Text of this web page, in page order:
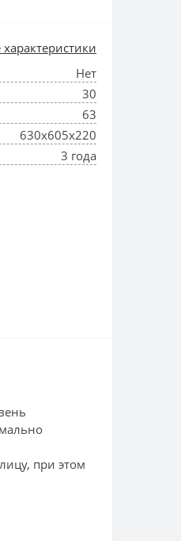
характеристики
Нет
30
63
630х605х220
3 года
при этом